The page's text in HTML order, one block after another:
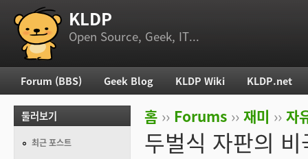
부 메뉴 KLDP
Open Source, Geek, IT...
현재 위치
홈 ›› Forums ›› 재미 ›› 자
두벌식 자판의 비
주 메뉴
Forum (BBS) Geek Blog KLDP Wiki KLDP.net
둘러보기
최근 포스트